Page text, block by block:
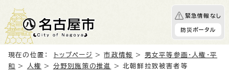
緊急情報なし
防災ポータル
現在の位置： トップページ >市政情報 > 男女平等参画・人権・平
和
> 人権 > 分野別施策の推進 > 北朝鮮拉致被害者等